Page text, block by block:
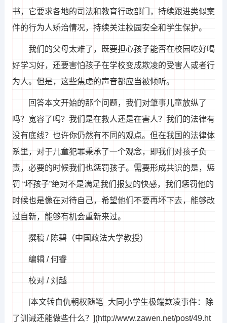
书，它要求各地的司法和教育行政部门，持续跟进类似案
件的行为人矫治情况，持续关注校园安全和学生保护。
我们的父母太难了，既要担心孩子能否在校园吃好喝
好学习好，还要害怕孩子在学校变成欺凌的受害人或者行
为人。但是，这些焦虑的声音都应当被倾听。
回答本文开始的那个问题，我们对肇事儿童放纵了
吗？宽容了吗？我们是在救人还是在害人？我们的法律有
没有底线？也许你仍然有不同的观点。但在我国的法律体
系里，对于儿童犯罪秉承了一个观念，即我们对孩子负
责，必要的时候我们也惩罚孩子。需要形成共识的是，惩
罚 “坏孩子”绝对不是满足我们报复的快感，我们惩罚他的
时候也是像在对待自己，希望他们不要再坏下去，能够改
过自新，能够有机会重新来过。
撰稿 / 陈碧（中国政法大学教授）
编辑 / 何睿
校对 / 刘越
[本文转自仇朝权随笔_大同小学生极端欺凌事件：除
了训诫还能做些什么？](http://www.zawen.net/post/49.ht